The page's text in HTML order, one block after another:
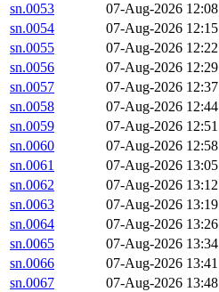
sn.0053
07-Aug-2026 12:08
sn.0054
07-Aug-2026 12:15
sn.0055
07-Aug-2026 12:22
sn.0056
07-Aug-2026 12:29
sn.0057
07-Aug-2026 12:37
sn.0058
07-Aug-2026 12:44
sn.0059
07-Aug-2026 12:51
sn.0060
07-Aug-2026 12:58
sn.0061
07-Aug-2026 13:05
sn.0062
07-Aug-2026 13:12
sn.0063
07-Aug-2026 13:19
sn.0064
07-Aug-2026 13:26
sn.0065
07-Aug-2026 13:34
sn.0066
07-Aug-2026 13:41
sn.0067
07-Aug-2026 13:48